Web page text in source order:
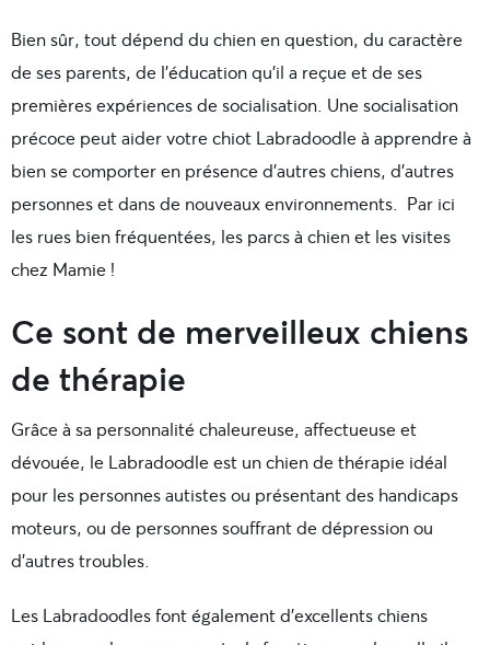
Bien sûr, tout dépend du chien en question, du caractère
de ses parents, de l’éducation qu’il a reçue et de ses
premières expériences de socialisation. Une socialisation
précoce peut aider votre chiot Labradoodle à apprendre à
bien se comporter en présence d’autres chiens, d’autres
personnes et dans de nouveaux environnements. Par ici
les rues bien fréquentées, les parcs à chien et les visites
chez Mamie !
Ce sont de merveilleux chiens
de thérapie
Grâce à sa personnalité chaleureuse, affectueuse et
dévouée, le Labradoodle est un chien de thérapie idéal
pour les personnes autistes ou présentant des handicaps
moteurs, ou de personnes souffrant de dépression ou
d’autres troubles.
Les Labradoodles font également d’excellents chiens